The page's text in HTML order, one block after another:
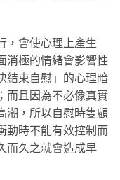
，會使心理上產生
消極的情緒會影響性
結束自慰」的心理暗
而且因為不必像真實
潮，所以自慰時隻顧
動時不能有效控制而
而久之就會造成早